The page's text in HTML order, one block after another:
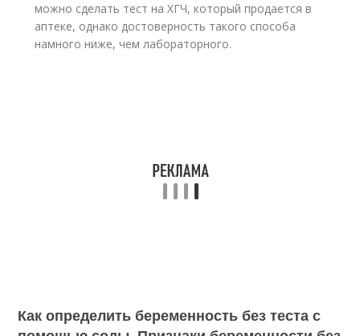
можно сделать тест на ХГЧ, который продается в
аптеке, однако достоверность такого способа
намного ниже, чем лабораторного.
Как определить беременность без теста с